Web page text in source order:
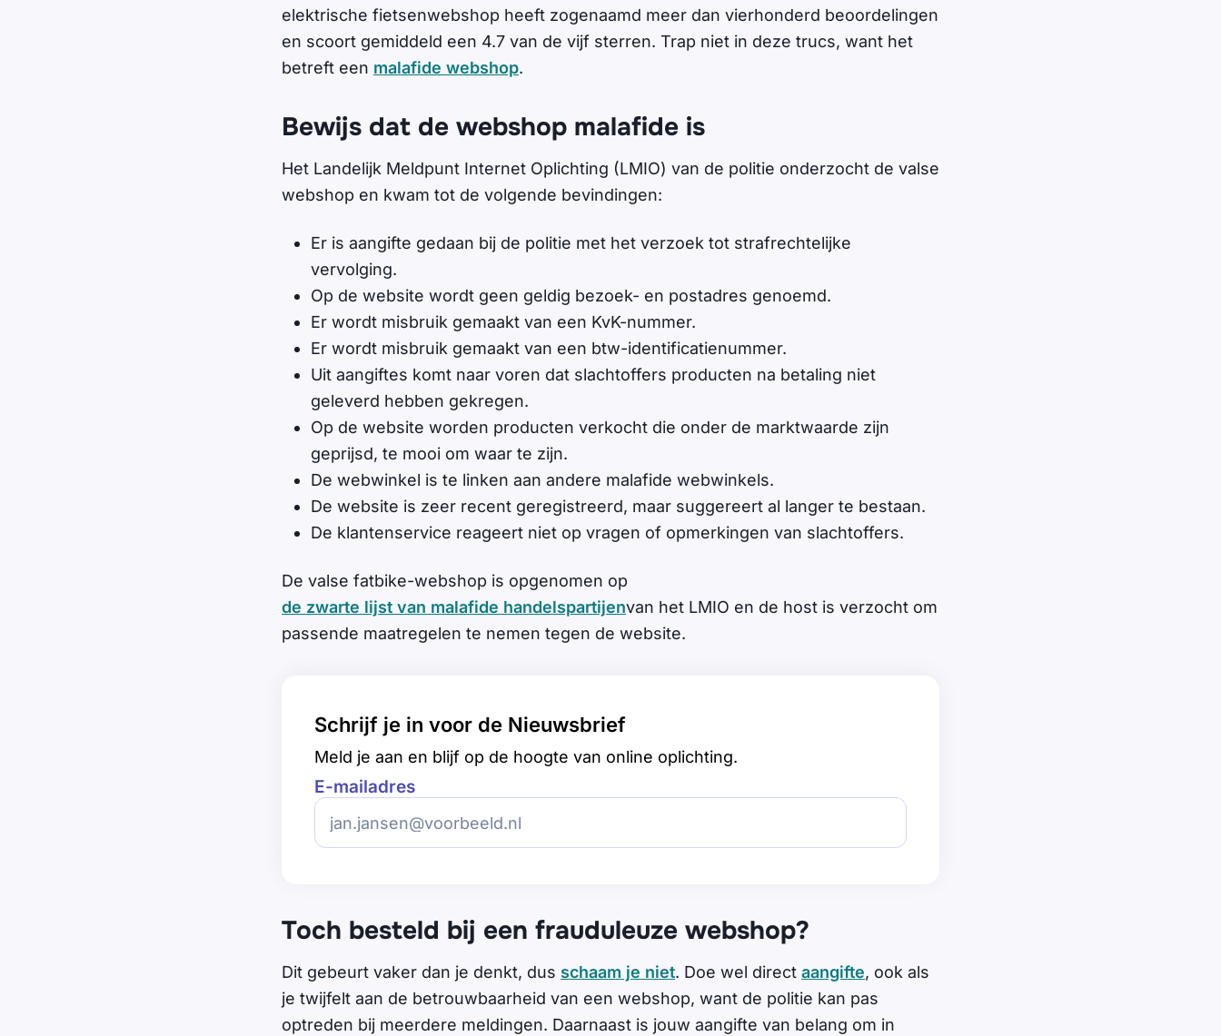
elektrische fietsenwebshop heeft zogenaamd meer dan vierhonderd beoordelingen
en scoort gemiddeld een 4.7 van de vijf sterren. Trap niet in deze trucs, want het
betreft een malafide webshop.
Bewijs dat de webshop malafide is
Het Landelijk Meldpunt Internet Oplichting (LMIO) van de politie onderzocht de valse
webshop en kwam tot de volgende bevindingen:
Er is aangifte gedaan bij de politie met het verzoek tot strafrechtelijke
vervolging.
Op de website wordt geen geldig bezoek- en postadres genoemd.
Er wordt misbruik gemaakt van een KvK-nummer.
Er wordt misbruik gemaakt van een btw-identificatienummer.
Uit aangiftes komt naar voren dat slachtoffers producten na betaling niet
geleverd hebben gekregen.
Op de website worden producten verkocht die onder de marktwaarde zijn
geprijsd, te mooi om waar te zijn.
De webwinkel is te linken aan andere malafide webwinkels.
De website is zeer recent geregistreerd, maar suggereert al langer te bestaan.
De klantenservice reageert niet op vragen of opmerkingen van slachtoffers.
De valse fatbike-webshop is opgenomen op
de zwarte lijst van malafide handelspartijenvan het LMIO en de host is verzocht om
passende maatregelen te nemen tegen de website.
Schrijf je in voor de Nieuwsbrief
Meld je aan en blijf op de hoogte van online oplichting.
E-mailadres
Toch besteld bij een frauduleuze webshop?
Dit gebeurt vaker dan je denkt, dus schaam je niet. Doe wel direct aangifte, ook als
je twijfelt aan de betrouwbaarheid van een webshop, want de politie kan pas
optreden bij meerdere meldingen. Daarnaast is jouw aangifte van belang om in